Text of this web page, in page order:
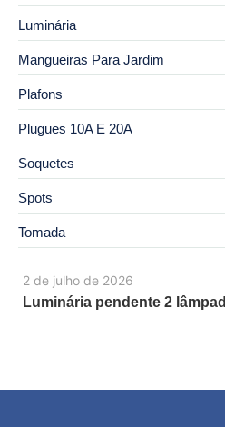
2 de julho de 2026
Luminária pendente 2
Luminária
Mangueiras Para Jardim
Plafons
Plugues 10A E 20A
Soquetes
Spots
Tomada